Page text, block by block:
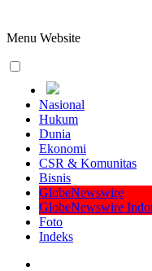
Menu Website
Nasional
Hukum
Dunia
Ekonomi
CSR & Komunitas
Bisnis
GlobeNewswire
GlobeNewswire
Foto
Indeks